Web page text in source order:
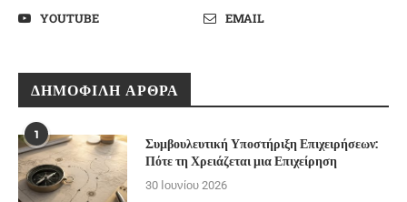
YOUTUBE EMAIL
ΔΗΜΟΦΙΛΉ ΆΡΘΡΑ
1
Συμβουλευτική Υποστήριξη Επιχειρήσεων:
Πότε τη Χρειάζεται μια Επιχείρηση
30 Ιουνίου 2026